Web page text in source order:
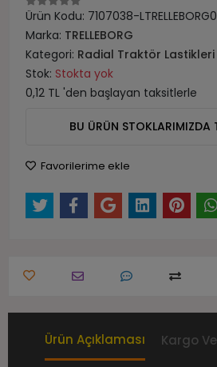
Ürün Kodu: 7107038-
Marka: TRELLEBORG
Kategori: Radial Traktör Lastikleri
Stok: Stokta yok
0,12 TL 'den başlayan taksitlerle
BU ÜRÜN STOKLARIMIZDA
Favorilerime ekle
Ürün Açıklaması Kargo